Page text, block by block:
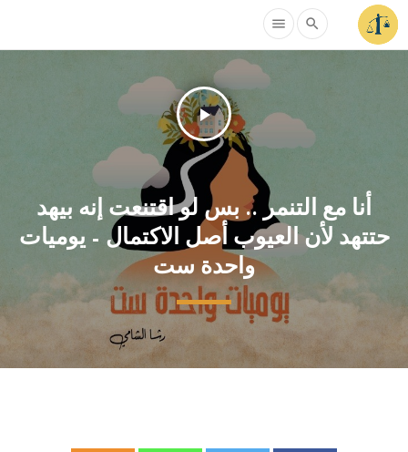
search
menu
play_arrow
أنا مع التنمر .. بس لو اقتنعت إنه بيهد
حتتهد لأن العيوب أصل الاكتمال – يوميات
واحدة ست